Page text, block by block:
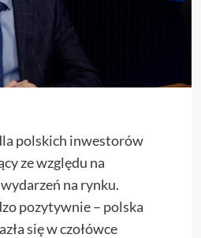
polskich inwestorów
ze względu na
na rynku.
pozytywnie – polska
się w czołówce